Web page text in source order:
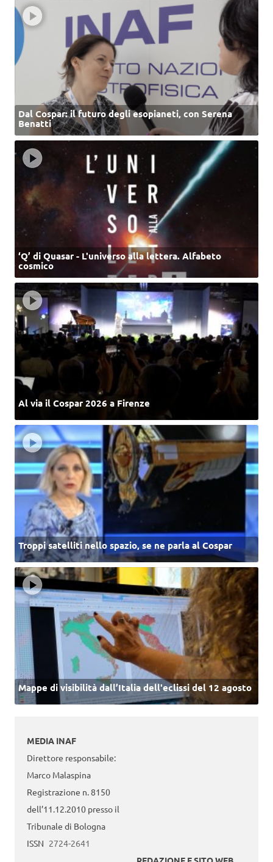
Dal Cospar: il futuro degli esopianeti, con Serena
Benatti
‘Q’ di Quasar - L'universo alla lettera. Alfabeto
cosmico
Al via il Cospar 2026 a Firenze
Troppi satelliti nello spazio, se ne parla al Cospar
Mappe di visibilità dall’Italia dell'eclissi del 12 agosto
MEDIA INAF
Direttore responsabile:
Marco Malaspina
Registrazione n. 8150
dell’11.12.2010 presso il
Tribunale di Bologna
ISSN 2724-2641